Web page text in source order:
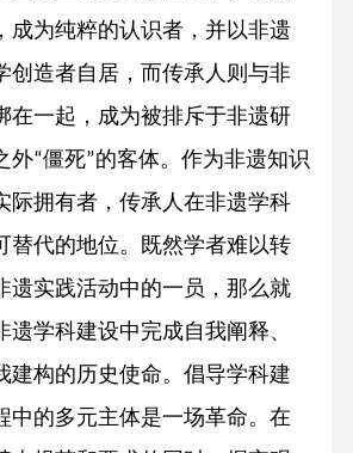
成为纯粹的认识者，并以非遗
创造者自居，而传承人则与非
在一起，成为被排斥于非遗研
外“僵死”的客体。作为非遗知识
际拥有者，传承人在非遗学科
替代的地位。既然学者难以转
遗实践活动中的一员，那么就
遗学科建设中完成自我阐释、
建构的历史使命。倡导学科建
中的多元主体是一场革命。在